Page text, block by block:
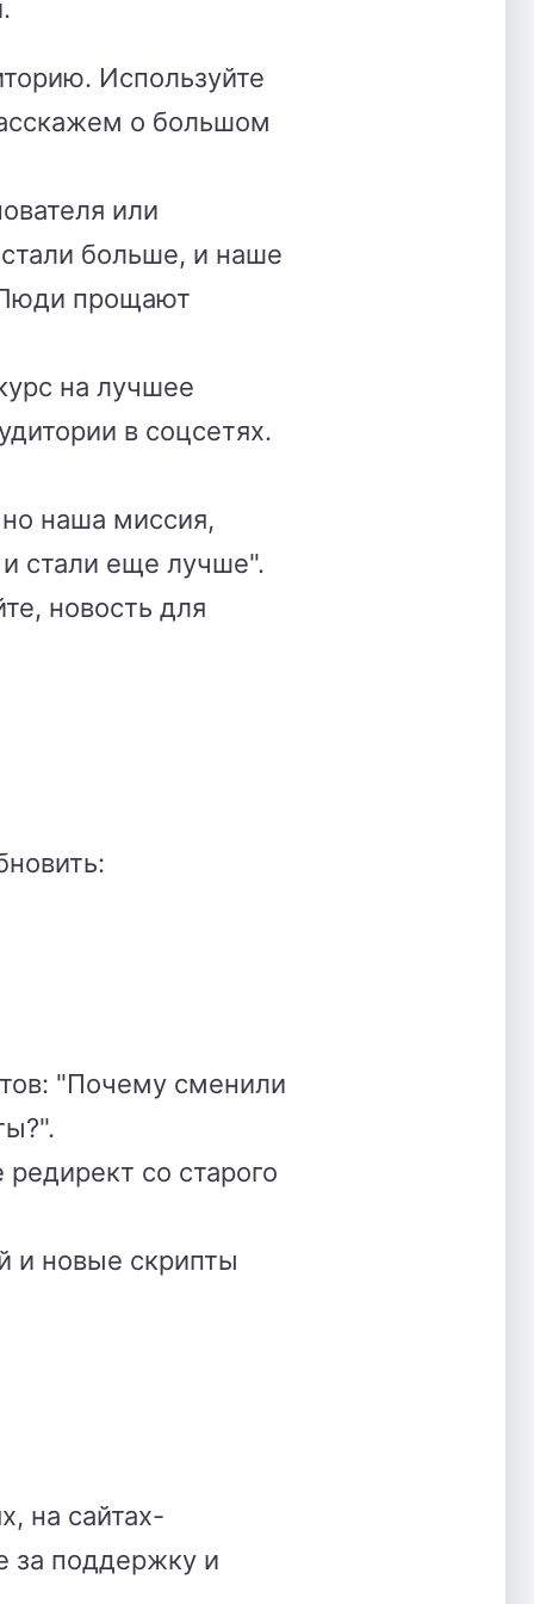
Используйте
о большом
или
больше, и наше
прощают
на лучшее
в соцсетях.
наша миссия,
стали еще лучше".
новость для
"Почему сменили
со старого
и новые скрипты
на сайтах-
за поддержку и